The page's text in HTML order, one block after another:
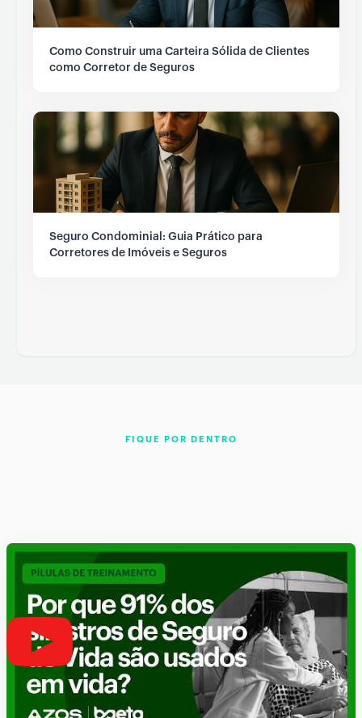
Como Construir uma Carteira Sólida de Clientes
como Corretor de Seguros
Seguro Condominial: Guia Prático para
Corretores de Imóveis e Seguros
FIQUE POR DENTRO